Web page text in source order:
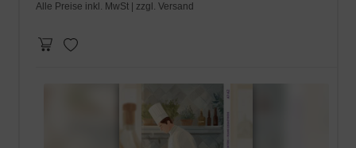
Alle Preise inkl. MwSt | zzgl. Versand